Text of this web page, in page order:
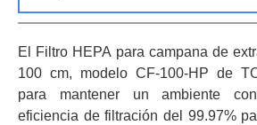
El Filtro HEPA para campana de
100 cm, modelo CF-100-HP de
para mantener un ambiente
eficiencia de filtración del 99.97%